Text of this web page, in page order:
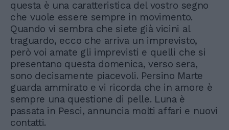
questa è una caratteristica del vostro segno
che vuole essere sempre in movimento.
Quando vi sembra che siete già vicini al
traguardo, ecco che arriva un imprevisto,
però voi amate gli imprevisti e quelli che si
presentano questa domenica, verso sera,
sono decisamente piacevoli. Persino Marte
guarda ammirato e vi ricorda che in amore è
sempre una questione di pelle. Luna è
passata in Pesci, annuncia molti affari e nuovi
contatti.